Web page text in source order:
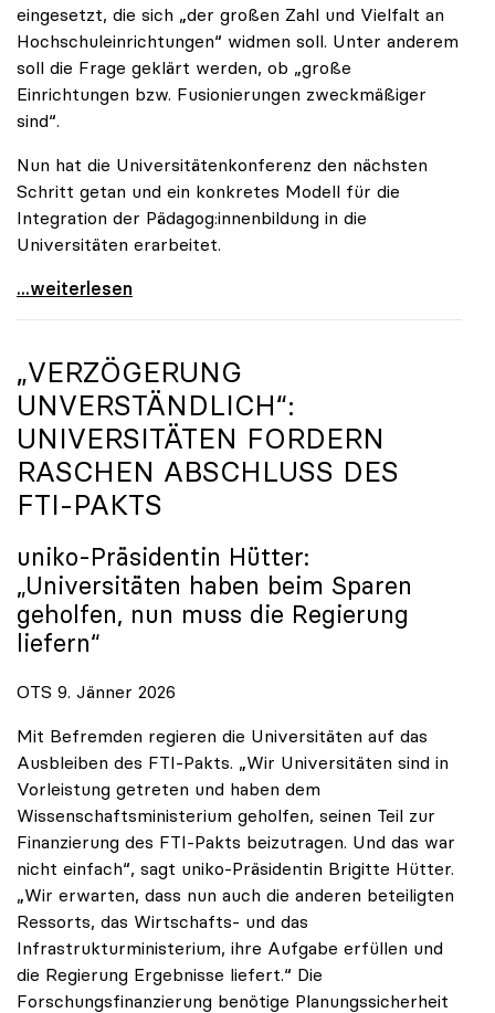
eingesetzt, die sich „der großen Zahl und Vielfalt an
Hochschuleinrichtungen“ widmen soll. Unter anderem
soll die Frage geklärt werden, ob „große
Einrichtungen bzw. Fusionierungen zweckmäßiger
sind“.
Nun hat die Universitätenkonferenz den nächsten
Schritt getan und ein konkretes Modell für die
Integration der Pädagog:innenbildung in die
Universitäten erarbeitet.
Schools of Education an den Universitäten: Für
...weiterlesen
„VERZÖGERUNG
UNVERSTÄNDLICH“:
UNIVERSITÄTEN FORDERN
RASCHEN ABSCHLUSS DES
FTI-PAKTS
uniko-Präsidentin Hütter:
„Universitäten haben beim Sparen
geholfen, nun muss die Regierung
liefern“
OTS 9. Jänner 2026
Mit Befremden regieren die Universitäten auf das
Ausbleiben des FTI-Pakts. „Wir Universitäten sind in
Vorleistung getreten und haben dem
Wissenschaftsministerium geholfen, seinen Teil zur
Finanzierung des FTI-Pakts beizutragen. Und das war
nicht einfach“, sagt uniko-Präsidentin Brigitte Hütter.
„Wir erwarten, dass nun auch die anderen beteiligten
Ressorts, das Wirtschafts- und das
Infrastrukturministerium, ihre Aufgabe erfüllen und
die Regierung Ergebnisse liefert.“ Die
Forschungsfinanzierung benötige Planungssicherheit